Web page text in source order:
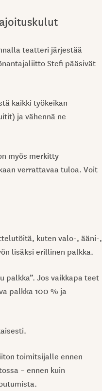
teatteri järjestää
Stefi pääsivät
kaikki työkeikan
ja vähennä ne
myös merkitty
verrattavaa tuloa. Voit
kuten valo-, ääni-,
lisäksi erillinen palkka.
palkka”. Jos vaikkapa teet
palkka 100 % ja
toimitsijalle ennen
– ennen kuin